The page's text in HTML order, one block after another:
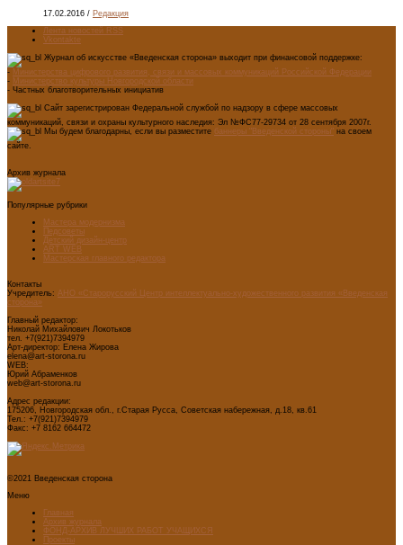
17.02.2016 / Редакция
Лента новостей RSS
Vkontakte
Журнал об искусстве «Введенская сторона» выходит при финансовой поддержке:
- Министерства цифрового развития, связи и массовых коммуникаций Российской Федерации
- Министерство культуры Новгородской области
- Частных благотворительных инициатив
Сайт зарегистрирован Федеральной службой по надзору в сфере массовых
коммуникаций, связи и охраны культурного наследия: Эл №ФС77-29734 от 28 сентября 2007г.
Мы будем благодарны, если вы разместите баннеры "Введенской стороны" на своем
сайте.
Архив журнала
Популярные рубрики
Мастера модернизма
Педсоветы
Детский дизайн-центр
ART WEB
Мастерская главного редактора
Контакты
Учредитель: АНО «Старорусский Центр интеллектуально-художественного развития «Введенская
сторона»
Главный редактор:
Николай Михайлович Локотьков
тел. +7(921)7394979
Арт-директор: Елена Жирова
elena@art-storona.ru
WEB:
Юрий Абраменков
web@art-storona.ru
Адрес редакции:
175206, Новгородская обл., г.Старая Русса, Советская набережная, д.18, кв.61
Тел.: +7(921)7394979
Факс: +7 8162 664472
©2021 Введенская сторона
Меню
Главная
Архив журнала
ФОНД-АРХИВ ЛУЧШИХ РАБОТ УЧАЩИХСЯ
Проекты